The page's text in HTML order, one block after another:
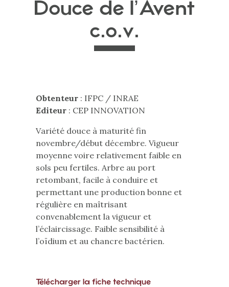
Douce de l’Avent
c.o.v.
Obtenteur: IFPC / INRAE
Editeur : CEP INNOVATION
Variété douce à maturité fin
novembre/début décembre. Vigueur
moyenne voire relativement faible en
sols peu fertiles. Arbre au port
retombant, facile à conduire et
permettant une production bonne et
régulière en maîtrisant
convenablement la vigueur et
l’éclaircissage. Faible sensibilité à
l’oïdium et au chancre bactérien.
Télécharger la fiche technique